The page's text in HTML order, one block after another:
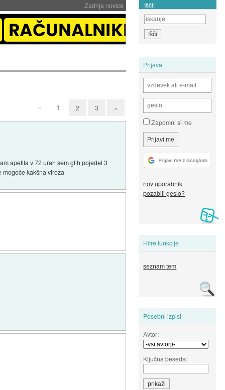
Zadnje novice Išči:
Prijava
Zapomni si me
nov uporabnik
pozabili geslo?
Hitre funkcije
seznam tem
Posebni izpisi
Avtor:
Ključna beseda:
« 1 2 3 »
apetita v 72 urah sem glih pojedel 3
kakšna viroza